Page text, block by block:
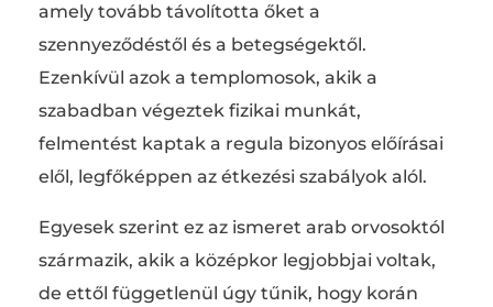
amely tovább távolította őket a
szennyeződéstől és a betegségektől.
Ezenkívül azok a templomosok, akik a
szabadban végeztek fizikai munkát,
felmentést kaptak a regula bizonyos előírásai
elől, legfőképpen az étkezési szabályok alól.
Egyesek szerint ez az ismeret arab orvosoktól
származik, akik a középkor legjobbjai voltak,
de ettől függetlenül úgy tűnik, hogy korán